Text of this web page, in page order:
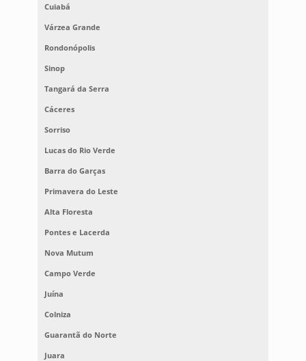
Cuiabá
Várzea Grande
Rondonópolis
Sinop
Tangará da Serra
Cáceres
Sorriso
Lucas do Rio Verde
Barra do Garças
Primavera do Leste
Alta Floresta
Pontes e Lacerda
Nova Mutum
Campo Verde
Juína
Colniza
Guarantã do Norte
Juara